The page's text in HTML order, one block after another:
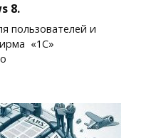
8.
пользователей и
«1С»